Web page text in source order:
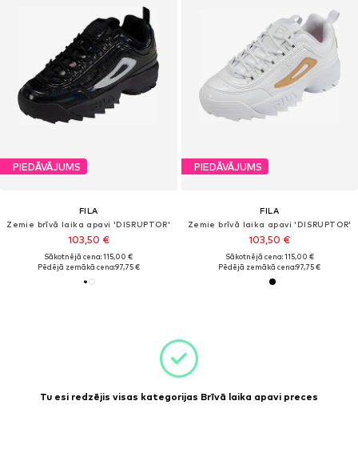
PIEDĀVĀJUMS
FILA
Zemie brīvā laika apavi 'DISRUPTOR'
103,50 €
Sākotnējā cena: 115,00 €
Pēdējā zemākā cena:97,75 €
PIEDĀVĀJUMS
FILA
Zemie brīvā laika apavi 'DISRUPTOR'
103,50 €
Sākotnējā cena: 115,00 €
Pēdējā zemākā cena:97,75 €
Tu esi redzējis visas kategorijas Brīvā laika apavi preces